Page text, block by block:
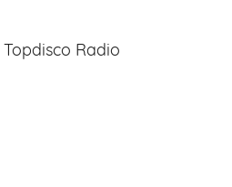
Topdisco Radio